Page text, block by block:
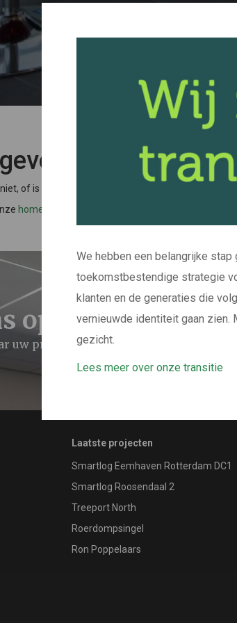
of is verplaatst of verwijderd.
homepage
op de koffie
uw project
Laatste projecten
Smartlog Eemhaven Rotterdam DC1
Smartlog Roosendaal 2
Treeport North
Roerdompsingel
Ron Poppelaars
We hebben een belangrijke
toekomstbestendige strategie
klanten en de generaties die
vernieuwde identiteit gaan zien.
gezicht.
Lees meer over onze transitie